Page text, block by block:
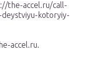
the-accel.ru/call-
kotoryiy-
accel.ru.